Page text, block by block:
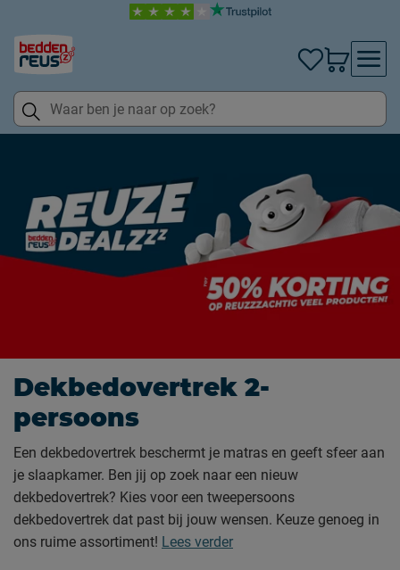
Dekbedovertrek 2-
persoons
Een dekbedovertrek beschermt je matras en geeft sfeer aan
je slaapkamer. Ben jij op zoek naar een nieuw
dekbedovertrek? Kies voor een tweepersoons
dekbedovertrek dat past bij jouw wensen. Keuze genoeg in
ons ruime assortiment! Lees verder